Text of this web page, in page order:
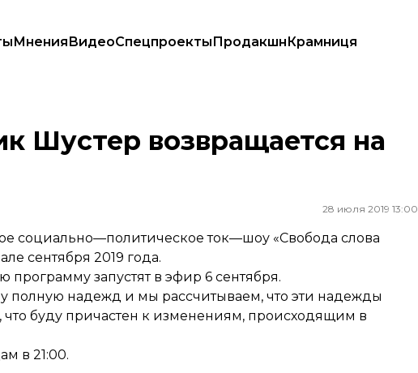
МненияВидеоСпецпроектыПродакшнКрамниця
ТВ
Шустер возвращается на
28 июля 2019 13:00
социально—политическое ток—шоу «Свобода слова
сентября 2019 года.
программу запустят в эфир 6 сентября.
полную надежд и мы рассчитываем, что эти надежды
что буду причастен к изменениям, происходящим в
в 21:00.